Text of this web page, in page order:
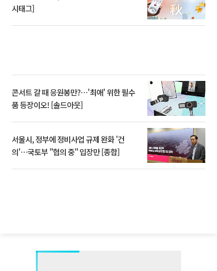
시태그]
콘서트 갈 때 응원봉만?⋯'최애' 위한 필수
품 등장이오! [솔드아웃]
서울시, 정부에 정비사업 규제 완화 '건
의'⋯국토부 "협의 중" 입장만 [종합]